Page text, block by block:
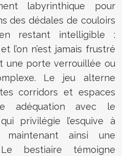
labyrinthique pour
des dédales de couloirs
restant intelligible :
l’on n’est jamais frustré
une porte verrouillée ou
Le jeu alterne
corridors et espaces
adéquation avec le
privilégie l’esquive à
maintenant ainsi une
bestiaire témoigne